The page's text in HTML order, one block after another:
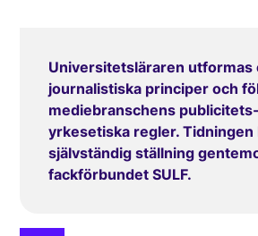
Universitetsläraren utformas
journalistiska principer och
mediebranschens
yrkesetiska regler. Tidningen
självständig ställning
fackförbundet SULF.